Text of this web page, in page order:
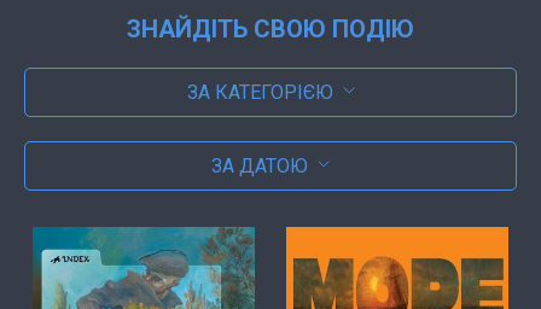
ЗНАЙДІТЬ СВОЮ ПОДІЮ
ЗА КАТЕГОРІЄЮ
ЗА ДАТОЮ